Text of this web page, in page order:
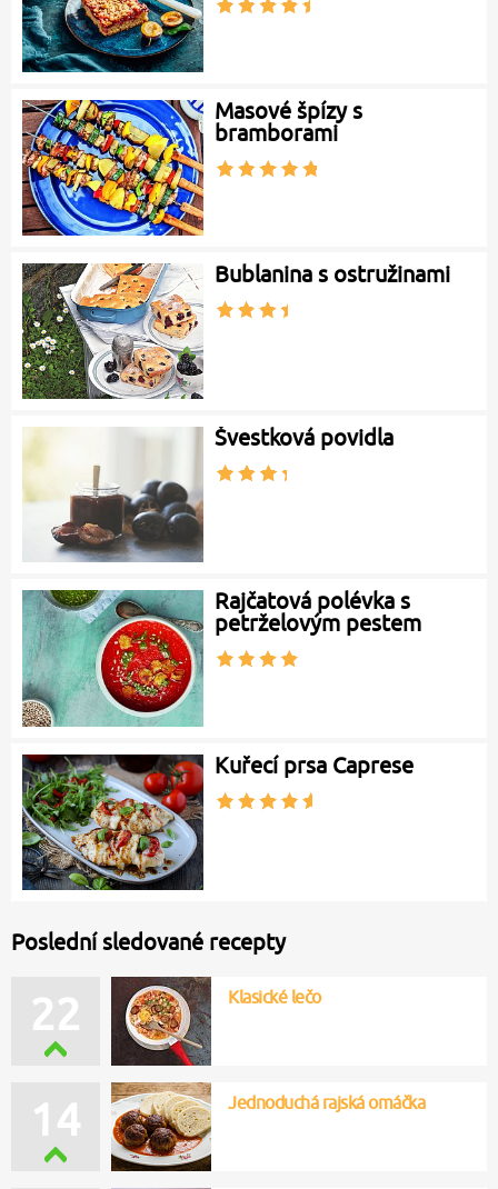
Masové špízy s
bramborami
Bublanina s ostružinami
Švestková povidla
Rajčatová polévka s
petrželovým pestem
Kuřecí prsa Caprese
Poslední sledované recepty
22 Klasické lečo
14 Jednoduchá rajská omáčka